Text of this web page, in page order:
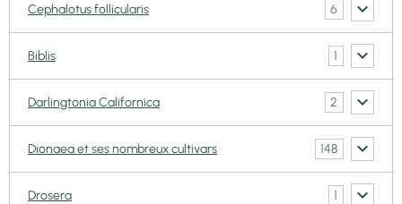
Cephalotus follicularis 6
Biblis 1
Darlingtonia Californica 2
Dionaea et ses nombreux cultivars 148
Drosera 1